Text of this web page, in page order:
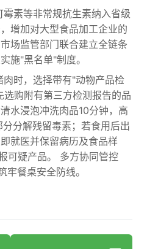
霉素等非常规抗生素纳入省级
增加对大型食品加工企业的
场监管部门联合建立全链条
施"黑名单"制度。
肉时，选择带有"动物产品检
购附有第三方检测报告的品
水浸泡冲洗肉品10分钟，高
分解残留毒素；若食用后出
就医并保留病历及食品样
可疑产品。 多方协同管控
餐桌安全防线。